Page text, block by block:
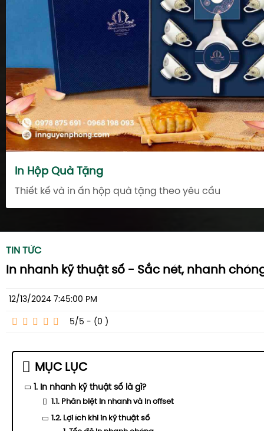
In Hộp Quà Tặng
Thiết kế và in ấn hộp quà tặng theo yêu cầu
TIN TỨC
In nhanh kỹ thuật số - Sắc nét, nhanh
12/13/2024 7:45:00 PM
5/5 - (0 )
MỤC LỤC
1. In nhanh kỹ thuật số là gì?
1.1. Phân biệt in nhanh và in offset
1.2. Lợi ích khi in kỹ thuật số